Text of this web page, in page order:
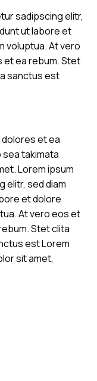
sadipscing elitr,
ut labore et
voluptua. At vero
et ea rebum. Stet
sanctus est
et ea
takimata
Lorem ipsum
elitr, sed diam
et dolore
At vero eos et
Stet clita
est Lorem
sit amet,